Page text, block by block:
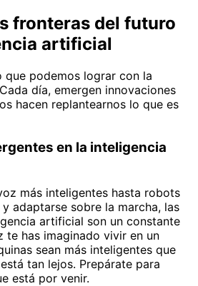
fronteras del futuro
artificial
que podemos lograr con la
día, emergen innovaciones
hacen replantearnos lo que es
en la inteligencia
más inteligentes hasta robots
adaptarse sobre la marcha, las
artificial son un constante
te has imaginado vivir en un
sean más inteligentes que
tan lejos. Prepárate para
está por venir.